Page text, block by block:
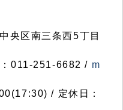
央区南三条西5丁目
011-251-6682 / m
/ 定休日：